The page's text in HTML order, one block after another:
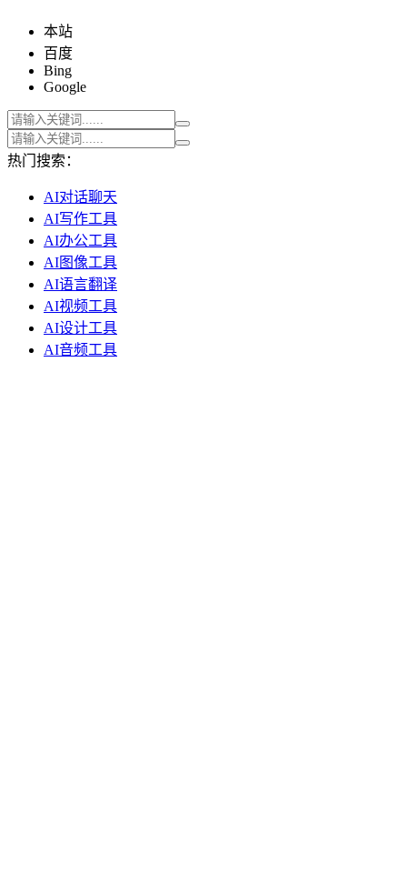
本站
百度
Bing
Google
热门搜索：
AI对话聊天
AI写作工具
AI办公工具
AI图像工具
AI语言翻译
AI视频工具
AI设计工具
AI音频工具